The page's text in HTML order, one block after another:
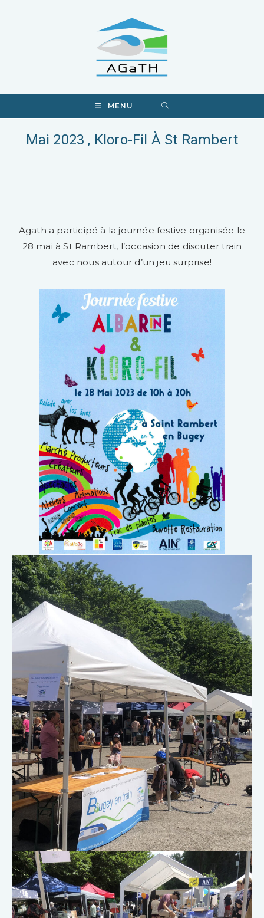
MENU
Mai 2023 , Kloro-Fil À St Rambert
Agath a participé à la journée festive organisée le
28 mai à St Rambert, l’occasion de discuter train
avec nous autour d’un jeu surprise!